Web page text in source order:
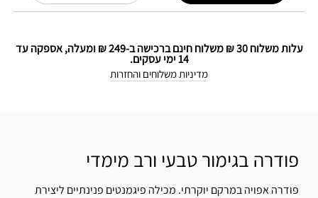
עלות משלוח 30 ₪ משלוח חינם ברכישה ב-249 ₪ ומעלה, אספקה עד
14 ימי עסקים.
מדיניות משלוחים והחזרות
פודרה בגימור טבעי ורב מימדי
פודרה אפויה במרקם יוקרתי. מכילה פיגמנטים פנינתיים ליצירת